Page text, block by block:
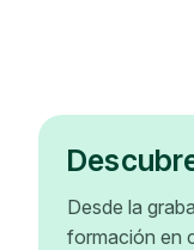
Desde la
formación en